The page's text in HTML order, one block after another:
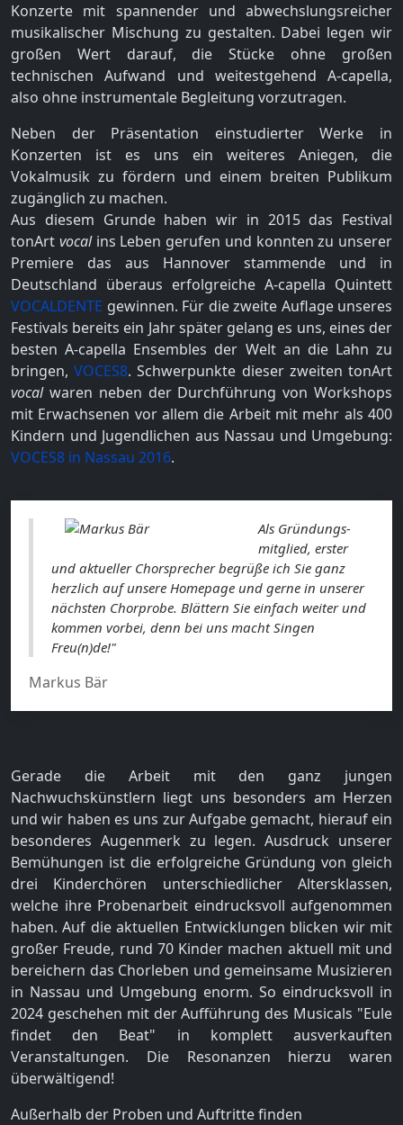
Konzerte mit spannender und abwechslungsreicher
musikalischer Mischung zu gestalten. Dabei legen wir
großen Wert darauf, die Stücke ohne großen
technischen Aufwand und weitestgehend A-capella,
also ohne instrumentale Begleitung vorzutragen.
Neben der Präsentation einstudierter Werke in
Konzerten ist es uns ein weiteres Aniegen, die
Vokalmusik zu fördern und einem breiten Publikum
zugänglich zu machen.
Aus diesem Grunde haben wir in 2015 das Festival
tonArt vocal ins Leben gerufen und konnten zu unserer
Premiere das aus Hannover stammende und in
Deutschland überaus erfolgreiche A-capella Quintett
VOCALDENTE gewinnen. Für die zweite Auflage unseres
Festivals bereits ein Jahr später gelang es uns, eines der
besten A-capella Ensembles der Welt an die Lahn zu
bringen,VOCES8. Schwerpunkte dieser zweiten tonArt
vocalwaren neben der Durchführung von Workshops
mit Erwachsenen vor allem die Arbeit mit mehr als 400
Kindern und Jugendlichen aus Nassau und Umgebung:
VOCES8 in Nassau 2016.
Als Gründungs-
mitglied, erster
und aktueller Chorsprecher begrüße ich Sie ganz
herzlich auf unsere Homepage und gerne in unserer
nächsten Chorprobe. Blättern Sie einfach weiter und
kommen vorbei, denn bei uns macht Singen
Freu(n)de!"
Markus Bär
Gerade die Arbeit mit den ganz jungen
Nachwuchskünstlern liegt uns besonders am Herzen
und wir haben es uns zur Aufgabe gemacht, hierauf ein
besonderes Augenmerk zu legen. Ausdruck unserer
Bemühungen ist die erfolgreiche Gründung von gleich
drei Kinderchören unterschiedlicher Altersklassen,
welche ihre Probenarbeit eindrucksvoll aufgenommen
haben. Auf die aktuellen Entwicklungen blicken wir mit
großer Freude, rund 70 Kinder machen aktuell mit und
bereichern das Chorleben und gemeinsame Musizieren
in Nassau und Umgebung enorm. So eindrucksvoll in
2024 geschehen mit der Aufführung des Musicals "Eule
findet den Beat" in komplett ausverkauften
Veranstaltungen. Die Resonanzen hierzu waren
überwältigend!
Außerhalb der Proben und Auftritte finden